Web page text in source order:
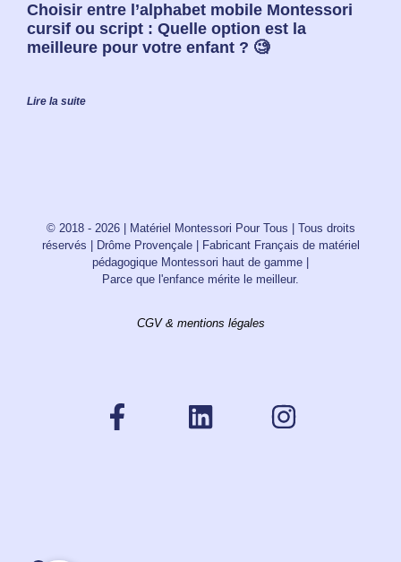
Choisir entre l’alphabet mobile Montessori
cursif ou script : Quelle option est la
meilleure pour votre enfant ? 🧐
Lire la suite
© 2018 - 2026 | Matériel Montessori Pour Tous | Tous droits
réservés | Drôme Provençale | Fabricant Français de matériel
pédagogique Montessori haut de gamme |
Parce que l'enfance mérite le meilleur.
CGV & mentions légales